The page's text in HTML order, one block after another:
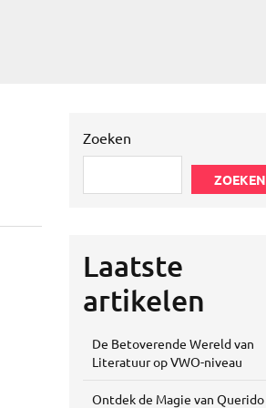
Zoeken
ZOEKEN
Laatste
artikelen
De Betoverende Wereld van
Literatuur op VWO-niveau
Ontdek de Magie van Querido